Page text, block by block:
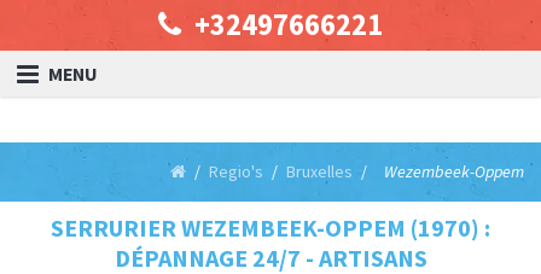
+32497666221
MENU
Regio's Bruxelles Wezembeek-Oppem
SERRURIER WEZEMBEEK-OPPEM (1970) :
DÉPANNAGE 24/7 - ARTISANS